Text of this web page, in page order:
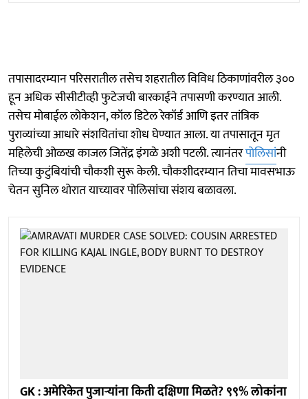
तपासादरम्यान परिसरातील तसेच शहरातील विविध ठिकाणांवरील ३००
हून अधिक सीसीटीव्ही फुटेजची बारकाईने तपासणी करण्यात आली.
तसेच मोबाईल लोकेशन, कॉल डिटेल रेकॉर्ड आणि इतर तांत्रिक
पुराव्यांच्या आधारे संशयितांचा शोध घेण्यात आला. या तपासातून मृत
महिलेची ओळख काजल जितेंद्र इंगळे अशी पटली. त्यानंतरपोलिसांनी
तिच्या कुटुंबियांची चौकशी सुरू केली. चौकशीदरम्यान तिचा मावसभाऊ
चेतन सुनिल थोरात याच्यावर पोलिसांचा संशय बळावला.
GK : अमेरिकेत पुजाऱ्यांना किती दक्षिणा मिळते? ९९% लोकांना